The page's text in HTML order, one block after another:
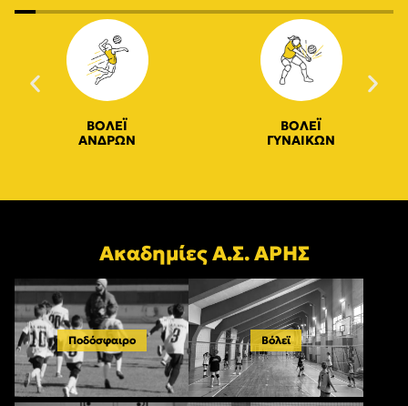
ΒΟΛΕΪ
ΑΝΔΡΩΝ
ΒΟΛΕΪ
ΓΥΝΑΙΚΩΝ
Ακαδημίες Α.Σ. ΑΡΗΣ
Ποδόσφαιρο Βόλεϊ